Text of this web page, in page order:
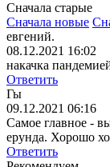
Сначала старые
Сначала новые
евгений.
08.12.2021 16:02
накачка
Ответить
Гы
09.12.2021 06:16
Самое главное -
ерунда. Хорошо
Ответить